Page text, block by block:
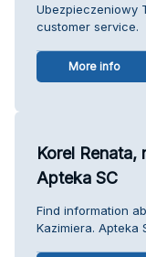
Ubezpieczeniowy
customer service.
More info
Korel Renata,
Apteka SC
Find information
Kazimiera. Apteka